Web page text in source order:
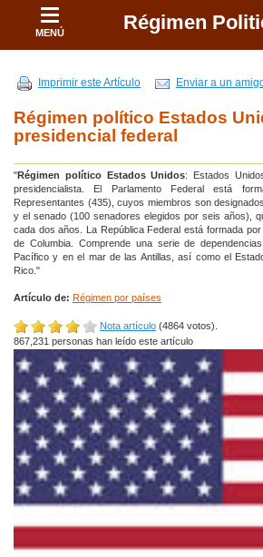
MENÚ Régimen
Imprimir este Artículo Enviar a un
Régimen político Estados
presidencial federal
"Régimen político Estados Unidos: Estados
presidencialista. El Parlamento Federal está
Representantes (435), cuyos miembros son
y el senado (100 senadores elegidos por seis años),
cada dos años. La República Federal está formada
de Columbia. Comprende una serie de
Pacífico y en el mar de las Antillas, así como el
Rico."
Artículo de: Régimen por países
Nota artículo (4864 votos).
867,231 personas han leído este artículo